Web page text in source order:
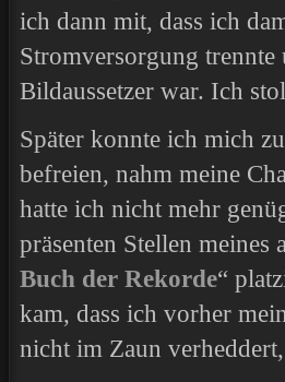
ich dann mit, dass ich
Stromversorgung
Bildaussetzer war. Ich
Später konnte ich mich
befreien, nahm meine
hatte ich nicht mehr
präsenten Stellen
Buch der Rekorde“
kam, dass ich vorher
nicht im Zaun